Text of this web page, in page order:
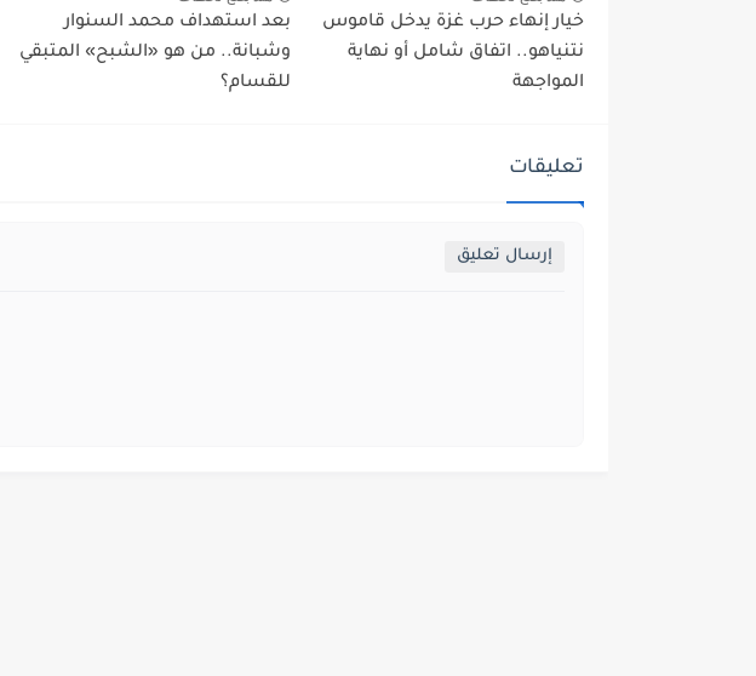
خيار إنهاء حرب غزة يدخل قاموس
نتنياهو.. اتفاق شامل أو نهاية
المواجهة
بعد استهداف محمد السنوار
وشبانة.. من هو «الشبح» المتبقي
للقسام؟
تعليقات
إرسال تعليق